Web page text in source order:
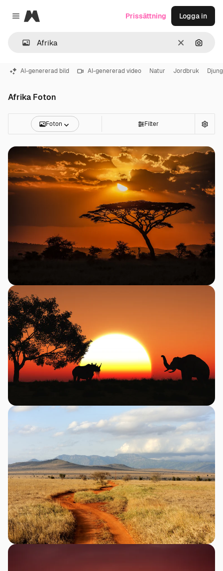
Close menu
Magnific
RensaSök
Prissättning Logga in
AI-genererad bild AI-genererad video Natur Jordbruk
Afrika Foton
Foton Filter